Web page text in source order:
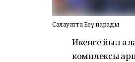
Салауатта Еңеү парады
Икенсе йыл
комплексы